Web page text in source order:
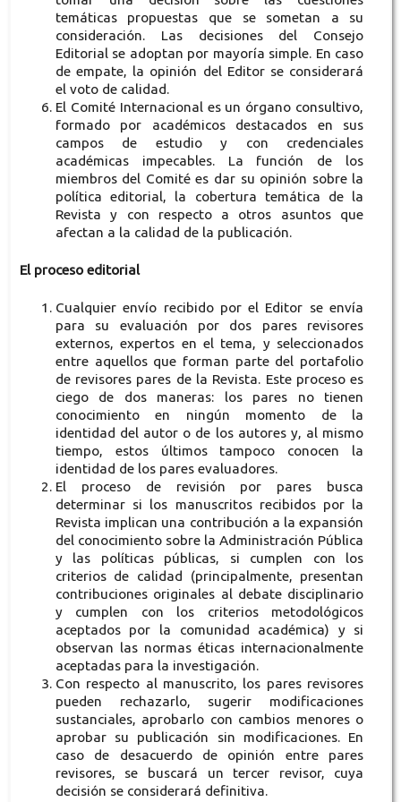
temáticas propuestas que se sometan a su
consideración. Las decisiones del Consejo
Editorial se adoptan por mayoría simple. En caso
de empate, la opinión del Editor se considerará
el voto de calidad.
El Comité Internacional es un órgano consultivo,
formado por académicos destacados en sus
campos de estudio y con credenciales
académicas impecables. La función de los
miembros del Comité es dar su opinión sobre la
política editorial, la cobertura temática de la
Revista y con respecto a otros asuntos que
afectan a la calidad de la publicación.
El proceso editorial
Cualquier envío recibido por el Editor se envía
para su evaluación por dos pares revisores
externos, expertos en el tema, y seleccionados
entre aquellos que forman parte del portafolio
de revisores pares de la Revista. Este proceso es
ciego de dos maneras: los pares no tienen
conocimiento en ningún momento de la
identidad del autor o de los autores y, al mismo
tiempo, estos últimos tampoco conocen la
identidad de los pares evaluadores.
El proceso de revisión por pares busca
determinar si los manuscritos recibidos por la
Revista implican una contribución a la expansión
del conocimiento sobre la Administración Pública
y las políticas públicas, si cumplen con los
criterios de calidad (principalmente, presentan
contribuciones originales al debate disciplinario
y cumplen con los criterios metodológicos
aceptados por la comunidad académica) y si
observan las normas éticas internacionalmente
aceptadas para la investigación.
Con respecto al manuscrito, los pares revisores
pueden rechazarlo, sugerir modificaciones
sustanciales, aprobarlo con cambios menores o
aprobar su publicación sin modificaciones. En
caso de desacuerdo de opinión entre pares
revisores, se buscará un tercer revisor, cuya
decisión se considerará definitiva.